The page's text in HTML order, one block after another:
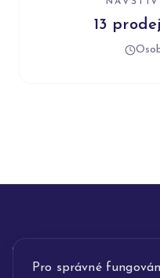
Pro správné
13
INFORMACE